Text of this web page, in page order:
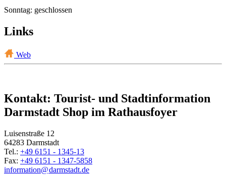
Sonntag: geschlossen
Links
Web
Kontakt: Tourist- und Stadtinformation
Darmstadt Shop im Rathausfoyer
Luisenstraße 12
64283 Darmstadt
Tel.: +49 6151 - 1345-13
Fax: +49 6151 - 1347-5858
information@darmstadt.de